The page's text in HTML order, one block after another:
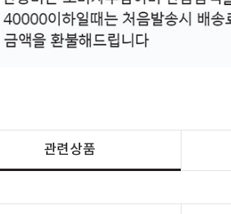
관련상품